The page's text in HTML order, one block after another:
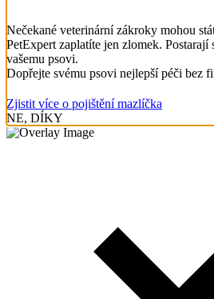
Nečekané veterinární zákroky mohou
PetExpert zaplatíte jen zlomek.
vašemu psovi.
Dopřejte svému psovi nejlepší péči bez
Zjistit více o pojištění mazlíčka
NE, DÍKY